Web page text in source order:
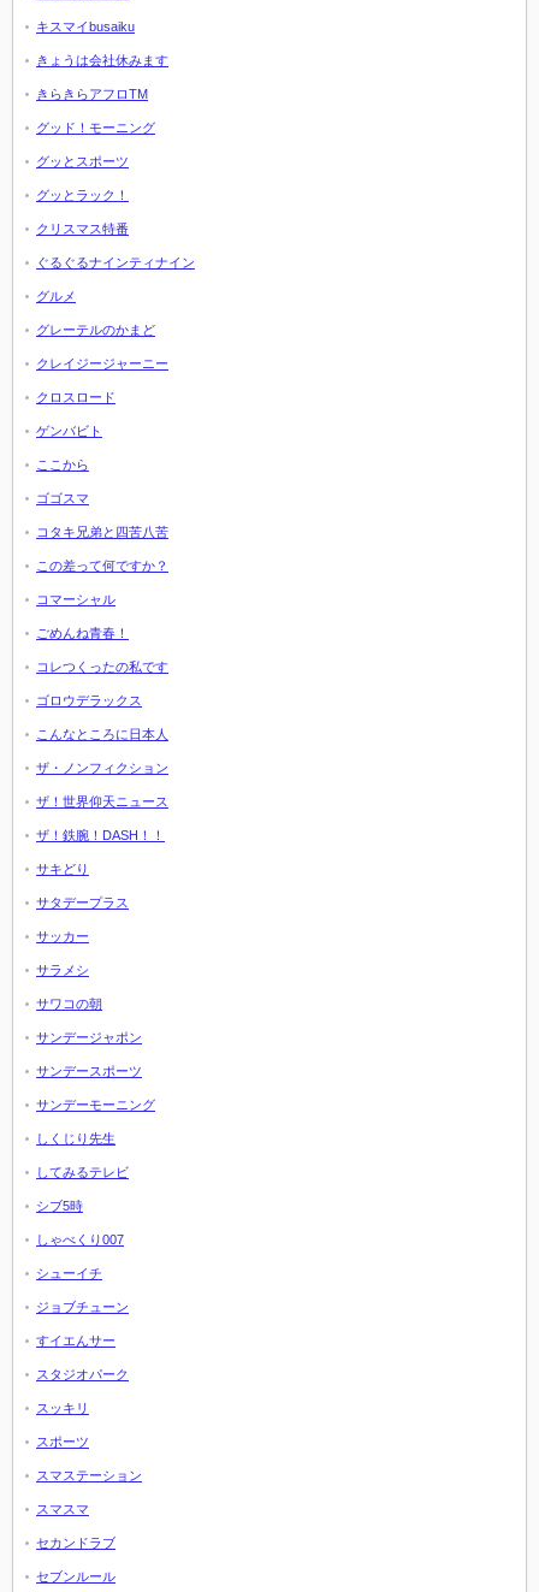
キスマイbusaiku
きょうは会社休みます
きらきらアフロTM
グッド！モーニング
グッとスポーツ
グッとラック！
クリスマス特番
ぐるぐるナインティナイン
グルメ
グレーテルのかまど
クレイジージャーニー
クロスロード
ゲンバビト
ここから
ゴゴスマ
コタキ兄弟と四苦八苦
この差って何ですか？
コマーシャル
ごめんね青春！
コレつくったの私です
ゴロウデラックス
こんなところに日本人
ザ・ノンフィクション
ザ！世界仰天ニュース
ザ！鉄腕！DASH！！
サキどり
サタデープラス
サッカー
サラメシ
サワコの朝
サンデージャポン
サンデースポーツ
サンデーモーニング
しくじり先生
してみるテレビ
シブ5時
しゃべくり007
シューイチ
ジョブチューン
すイエんサー
スタジオパーク
スッキリ
スポーツ
スマステーション
スマスマ
セカンドラブ
セブンルール